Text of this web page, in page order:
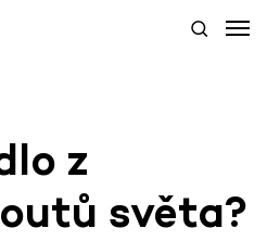
z
světa?